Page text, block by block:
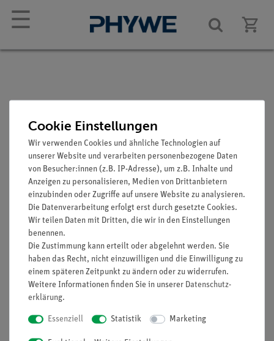
☰
Gummistopfen, mit 2
Bohrungen, diverse
Durchmesser
Artikel-Nr.: 39261-02
Cookie Einstellungen
Wir verwenden Cookies und ähnliche Technologien auf
unserer Website und verarbeiten personenbezogene Daten
von Besucher:innen (z.B. IP-Adresse), um z.B. Inhalte und
Anzeigen zu personalisieren, Medien von Drittanbietern
einzubinden oder Zugriffe auf unsere Website zu analysieren.
Die Datenverarbeitung erfolgt erst durch gesetzte Cookies.
Wir teilen Daten mit Dritten, die wir in den Einstellungen
benennen.
Die Zustimmung kann erteilt oder abgelehnt werden. Sie
haben das Recht, nicht einzuwilligen und die Einwilligung zu
einem späteren Zeitpunkt zu ändern oder zu widerrufen.
Weitere Informationen finden Sie in unserer Daten­schutz­
erklärung.
Essenziell Statistik Marketing